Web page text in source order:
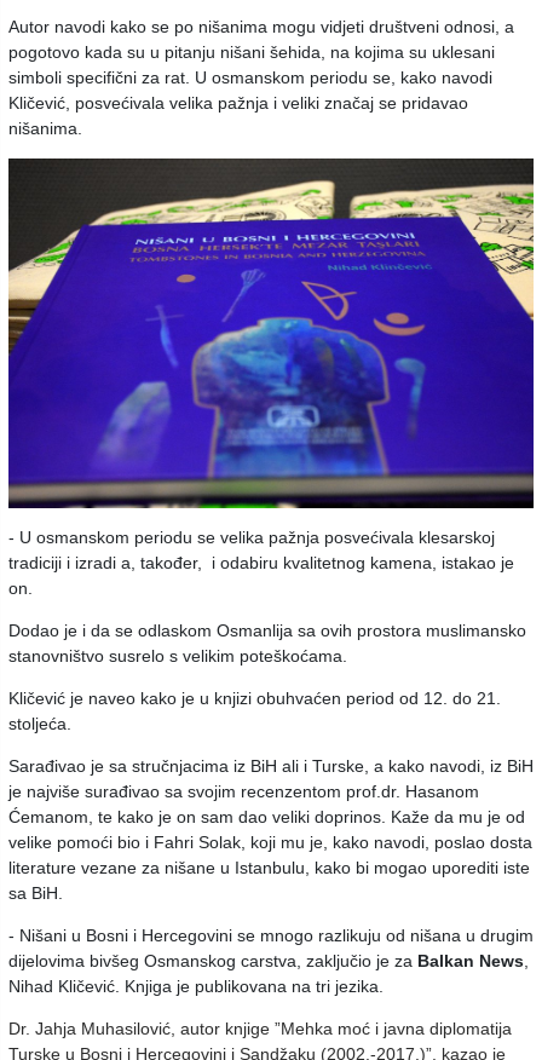
Autor navodi kako se po nišanima mogu vidjeti društveni odnosi, a
pogotovo kada su u pitanju nišani šehida, na kojima su uklesani
simboli specifični za rat. U osmanskom periodu se, kako navodi
Kličević, posvećivala velika pažnja i veliki značaj se pridavao
nišanima.
- U osmanskom periodu se velika pažnja posvećivala klesarskoj
tradiciji i izradi a, također, i odabiru kvalitetnog kamena, istakao je
on.
Dodao je i da se odlaskom Osmanlija sa ovih prostora muslimansko
stanovništvo susrelo s velikim poteškoćama.
Kličević je naveo kako je u knjizi obuhvaćen period od 12. do 21.
stoljeća.
Sarađivao je sa stručnjacima iz BiH ali i Turske, a kako navodi, iz BiH
je najviše surađivao sa svojim recenzentom prof.dr. Hasanom
Ćemanom, te kako je on sam dao veliki doprinos. Kaže da mu je od
velike pomoći bio i Fahri Solak, koji mu je, kako navodi, poslao dosta
literature vezane za nišane u Istanbulu, kako bi mogao uporediti iste
sa BiH.
- Nišani u Bosni i Hercegovini se mnogo razlikuju od nišana u drugim
dijelovima bivšeg Osmanskog carstva, zaključio je za Balkan News,
Nihad Kličević. Knjiga je publikovana na tri jezika.
Dr. Jahja Muhasilović, autor knjige ”Mehka moć i javna diplomatija
Turske u Bosni i Hercegovini i Sandžaku (2002.-2017.)”, kazao je